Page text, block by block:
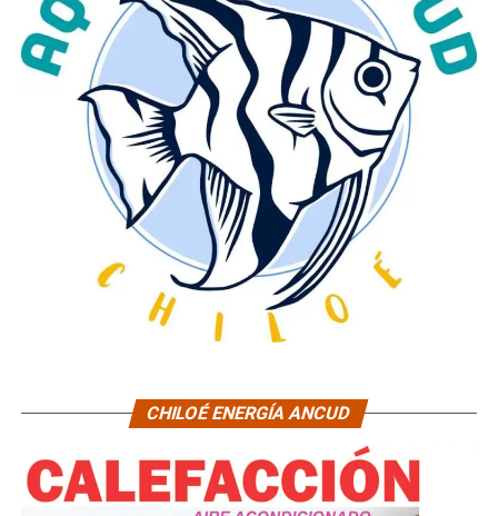
CHILOÉ ENERGÍA ANCUD